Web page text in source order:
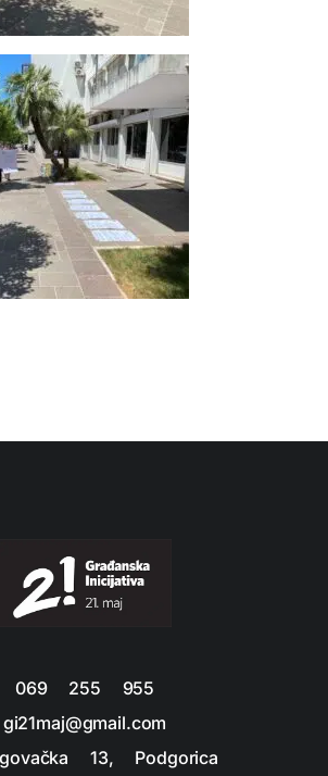
069 255 955
gi21maj@gmail.com
13, Podgorica